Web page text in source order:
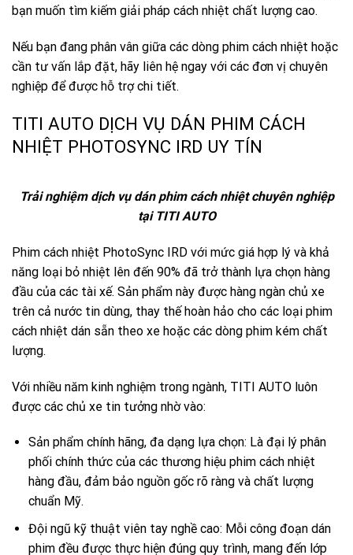
bạn muốn tìm kiếm giải pháp cách nhiệt chất lượng cao.
Nếu bạn đang phân vân giữa các dòng phim cách nhiệt hoặc
cần tư vấn lắp đặt, hãy liên hệ ngay với các đơn vị chuyên
nghiệp để được hỗ trợ chi tiết.
TITI AUTO DỊCH VỤ DÁN PHIM CÁCH
NHIỆT PHOTOSYNC IRD UY TÍN
Trải nghiệm dịch vụ dán phim cách nhiệt chuyên nghiệp
tại TITI AUTO
Phim cách nhiệt PhotoSync IRD với mức giá hợp lý và khả
năng loại bỏ nhiệt lên đến 90% đã trở thành lựa chọn hàng
đầu của các tài xế. Sản phẩm này được hàng ngàn chủ xe
trên cả nước tin dùng, thay thế hoàn hảo cho các loại phim
cách nhiệt dán sẵn theo xe hoặc các dòng phim kém chất
lượng.
Với nhiều năm kinh nghiệm trong ngành, TITI AUTO luôn
được các chủ xe tin tưởng nhờ vào:
Sản phẩm chính hãng, đa dạng lựa chọn: Là đại lý phân
phối chính thức của các thương hiệu phim cách nhiệt
hàng đầu, đảm bảo nguồn gốc rõ ràng và chất lượng
chuẩn Mỹ.
Đội ngũ kỹ thuật viên tay nghề cao: Mỗi công đoạn dán
phim đều được thực hiện đúng quy trình, mang đến lớp